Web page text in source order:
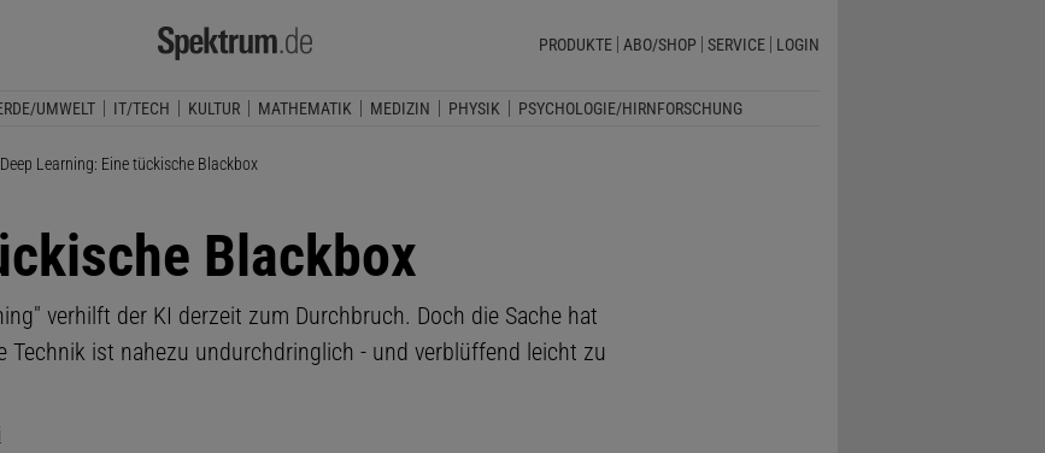
PRODUKTE ABO/SHOP SERVICE LOGIN
UMWELT IT/TECH KULTUR MATHEMATIK MEDIZIN PHYSIK PSYCHOLOGIE/HIRNFORSCHUNG
Aktuelle Seite:
Deep Learning: Eine tückische Blackbox
Blackbox
verhilft der KI derzeit zum Durchbruch. Doch die Sache hat
Technik ist nahezu undurchdringlich - und verblüffend leicht zu